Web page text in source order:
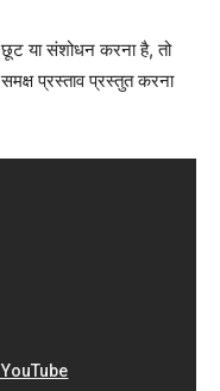
छूट या संशोधन करना है, तो
प्रस्ताव प्रस्तुत करना